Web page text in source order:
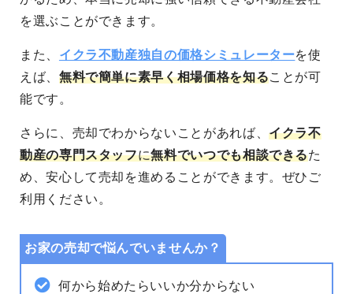
を選ぶことができます。
また、 イクラ不動産独自の価格シミュレーターを使
えば、 無料で簡単に素早く相場価格を知ることが可
能です。
さらに、売却でわからないことがあれば、イクラ不
動産の専門スタッフに無料でいつでも相談できるた
め、安心して売却を進めることができます。 ぜひご
利用ください。
お家の売却で悩んでいませんか？
何から始めたらいいか分からない